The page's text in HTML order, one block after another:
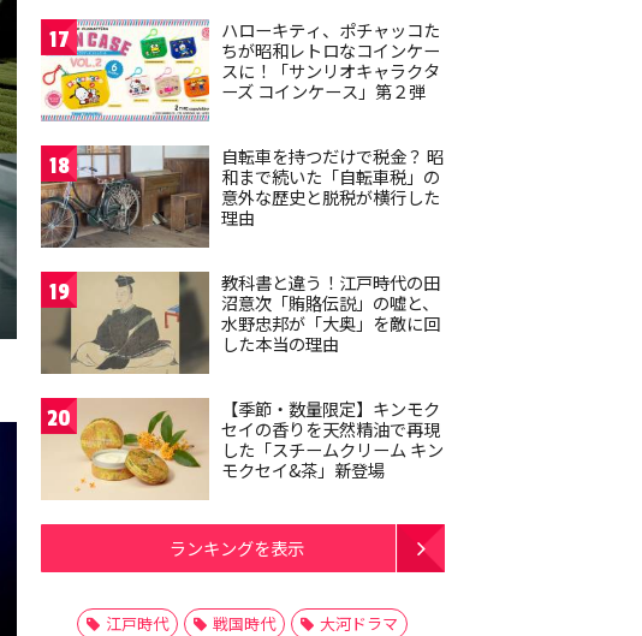
17
ハローキティ、ポチャッコた
ちが昭和レトロなコインケー
スに！「サンリオキャラクタ
ーズ コインケース」第２弾
18
自転車を持つだけで税金？ 昭
和まで続いた「自転車税」の
意外な歴史と脱税が横行した
理由
19
教科書と違う！江戸時代の田
沼意次「賄賂伝説」の嘘と、
水野忠邦が「大奥」を敵に回
した本当の理由
20
【季節・数量限定】キンモク
セイの香りを天然精油で再現
した「スチームクリーム キン
モクセイ&茶」新登場
ランキングを表示
江戸時代 戦国時代
大河ドラマ